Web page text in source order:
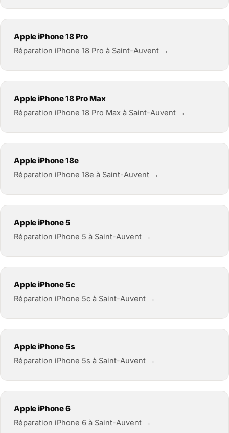
Apple iPhone 18 Pro
Réparation iPhone 18 Pro à Saint-Auvent →
Apple iPhone 18 Pro Max
Réparation iPhone 18 Pro Max à Saint-Auvent →
Apple iPhone 18e
Réparation iPhone 18e à Saint-Auvent →
Apple iPhone 5
Réparation iPhone 5 à Saint-Auvent →
Apple iPhone 5c
Réparation iPhone 5c à Saint-Auvent →
Apple iPhone 5s
Réparation iPhone 5s à Saint-Auvent →
Apple iPhone 6
Réparation iPhone 6 à Saint-Auvent →